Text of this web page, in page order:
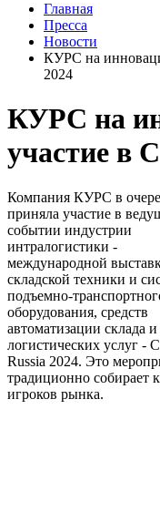
Главная
Пресса
Новости
КУРС на
2024
КУРС на
участие в
Компания КУРС в
приняла участие в
событии индустрии
интралогистики -
международной
складской техники и
подъемно-
оборудования, средств
автоматизации склада и
логистических услуг -
Russia 2024. Это
традиционно собирает
игроков рынка.